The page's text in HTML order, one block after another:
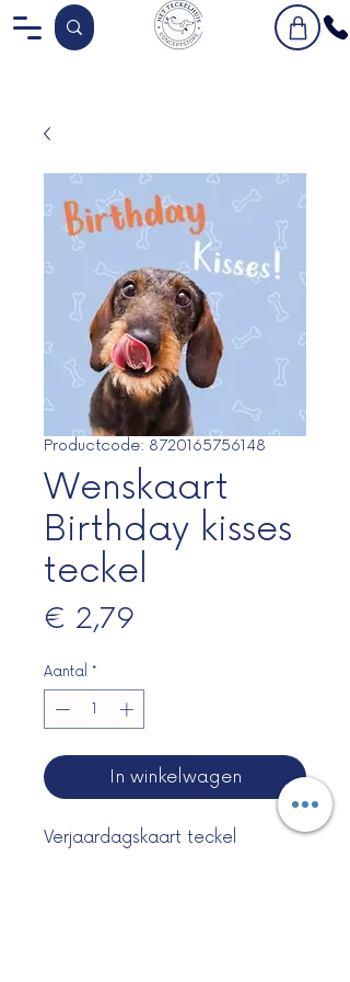
Productcode: 8720165756148
Wenskaart
Birthday kisses
teckel
€ 2,79
Aantal *
In winkelwagen
Verjaardagskaart teckel